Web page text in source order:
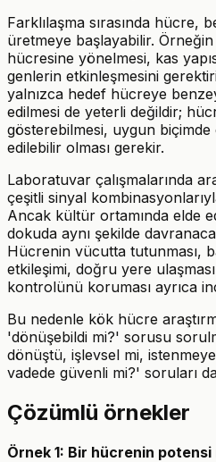
Farklılaşma sırasında hücre,
üretmeye başlayabilir.
hücresine yönelmesi, kas
genlerin etkinleşmesini
yalnızca hedef hücreye
edilmesi de yeterli değildir;
gösterebilmesi, uygun
edilebilir olması gerekir.
Laboratuvar çalışmalarında
çeşitli sinyal
Ancak kültür ortamında elde
dokuda aynı şekilde
Hücrenin vücutta tutunması,
etkileşimi, doğru yere
kontrolünü koruması ayrıca
Bu nedenle kök hücre
'dönüşebildi mi?' sorusu
dönüştü, işlevsel mi,
vadede güvenli mi?' soruları
Çözümlü örnekler
Örnek 1: Bir hücrenin potensi